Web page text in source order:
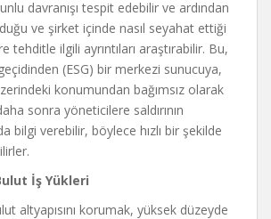
davranışı tespit edebilir ve ardından
ve şirket içinde nasıl seyahat ettiği
tehditle ilgili ayrıntıları araştırabilir. Bu,
(ESG) bir merkezi sunucuya,
konumundan bağımsız olarak
sonra yöneticilere saldırının
bilgi verebilir, böylece hızlı bir şekilde
İş Yükleri
altyapısını korumak, yüksek düzeyde